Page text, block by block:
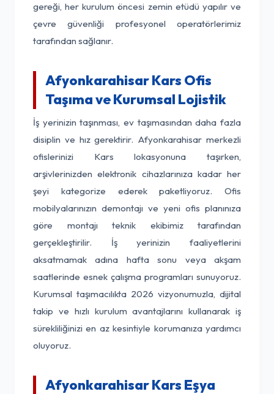
gereği, her kurulum öncesi zemin etüdü yapılır ve
çevre güvenliği profesyonel operatörlerimiz
tarafından sağlanır.
Afyonkarahisar Kars Ofis
Taşıma ve Kurumsal Lojistik
İş yerinizin taşınması, ev taşımasından daha fazla
disiplin ve hız gerektirir. Afyonkarahisar merkezli
ofislerinizi Kars lokasyonuna taşırken,
arşivlerinizden elektronik cihazlarınıza kadar her
şeyi kategorize ederek paketliyoruz. Ofis
mobilyalarınızın demontajı ve yeni ofis planınıza
göre montajı teknik ekibimiz tarafından
gerçekleştirilir. İş yerinizin faaliyetlerini
aksatmamak adına hafta sonu veya akşam
saatlerinde esnek çalışma programları sunuyoruz.
Kurumsal taşımacılıkta 2026 vizyonumuzla, dijital
takip ve hızlı kurulum avantajlarını kullanarak iş
sürekliliğinizi en az kesintiyle korumanıza yardımcı
oluyoruz.
Afyonkarahisar Kars Eşya